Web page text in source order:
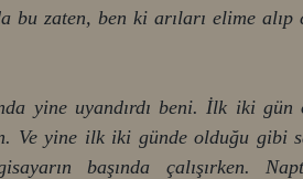
bu zaten, ben ki arıları elime
yine uyandırdı beni. İlk iki
Ve yine ilk iki günde olduğu gibi
başında çalışırken.